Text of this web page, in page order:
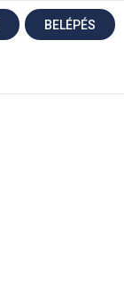
BELÉPÉS